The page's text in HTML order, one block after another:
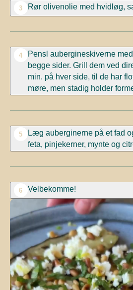
3 Rør olivenolie med hvidløg,
4
Pensl aubergineskiverne
begge sider. Grill dem ved
min. på hver side, til de har
møre, men stadig holder
5
Læg auberginerne på et fad
feta, pinjekerner, mynte og
6 Velbekomme!